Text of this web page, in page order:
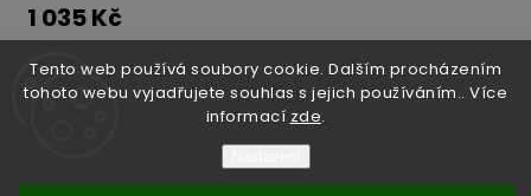
Tento web používá soubory cookie. Dalším procházením
tohoto webu vyjadřujete souhlas s jejich používáním.. Více
informací zde.
1 035 Kč
DETAIL
Copyright 2026Bukefalos. Všechna práva vyhrazena.